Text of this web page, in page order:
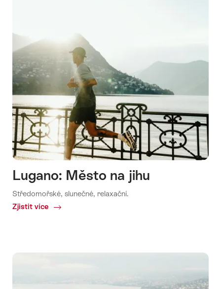
Lugano: Město na jihu
Středomořské, slunečné, relaxační.
Zjistit více
Common.Of